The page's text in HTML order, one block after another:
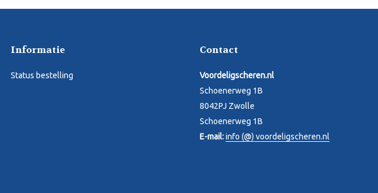
Informatie
Status bestelling
Contact
Voordeligscheren.nl
Schoenerweg 1B
8042PJ Zwolle
Schoenerweg 1B
E-mail:info (@) voordeligscheren.nl